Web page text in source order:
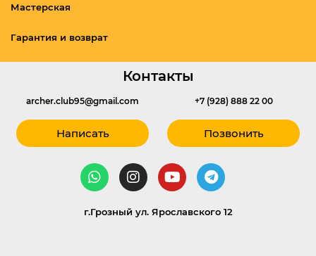
Мастерская
Гарантия и возврат
Контакты
archer.club95@gmail.com
Написать
+7 (928) 888 22 00
Позвонить
г.Грозный ул. Ярославского 12